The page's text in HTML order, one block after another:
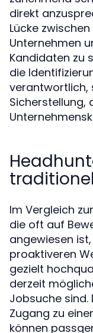
direkt
Lücke
Unternehmen
Kandidaten zu
die
verantwortlich,
Sicherstellung,
Im Vergleich
die oft auf
angewiesen
proaktiveren
gezielt
derzeit
Jobsuche sind.
Zugang zu
können